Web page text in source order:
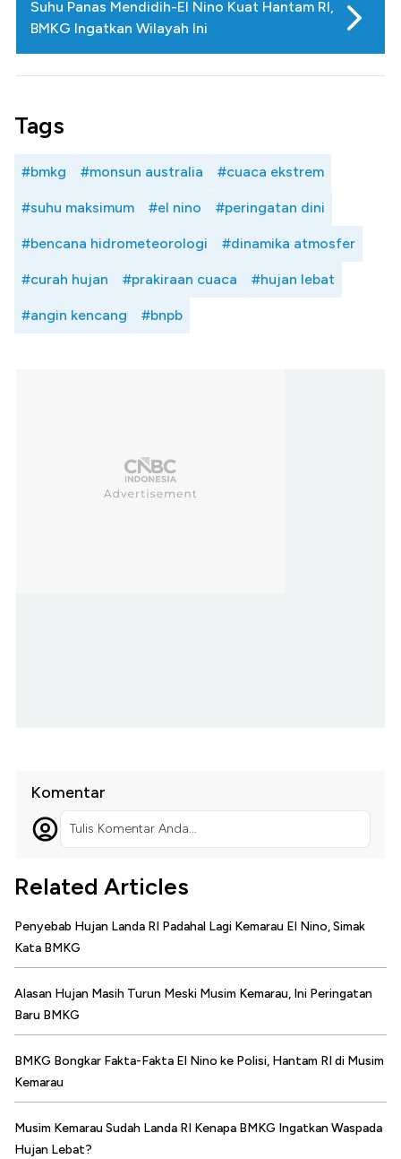
Suhu Panas Mendidih-El Nino Kuat Hantam RI,
BMKG Ingatkan Wilayah Ini
Tags
#bmkg #monsun australia #cuaca ekstrem
#suhu maksimum #el nino #peringatan dini
#bencana hidrometeorologi #dinamika atmosfer
#curah hujan #prakiraan cuaca #hujan lebat
#angin kencang #bnpb
Komentar
Tulis Komentar Anda...
Related Articles
Penyebab Hujan Landa RI Padahal Lagi Kemarau El Nino, Simak
Kata BMKG
Alasan Hujan Masih Turun Meski Musim Kemarau, Ini Peringatan
Baru BMKG
BMKG Bongkar Fakta-Fakta El Nino ke Polisi, Hantam RI di Musim
Kemarau
Musim Kemarau Sudah Landa RI Kenapa BMKG Ingatkan Waspada
Hujan Lebat?